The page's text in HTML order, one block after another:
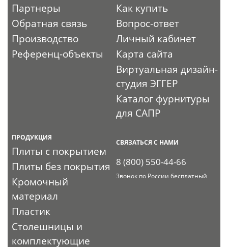
Партнеры
Обратная связь
Производство
Референц-объекты
Как купить
Вопрос-ответ
Личный кабинет
Карта сайта
Виртуальная дизайн-
студия ЭГГЕР
Каталог фурнитуры
для САПР
ПРОДУКЦИЯ
Плиты с покрытием
Плиты без покрытия
Кромочный
материал
Пластик
Столешницы и
комплектующие
СВЯЗАТЬСЯ С НАМИ
8 (800) 550-44-66
Звонок по России бесплатный